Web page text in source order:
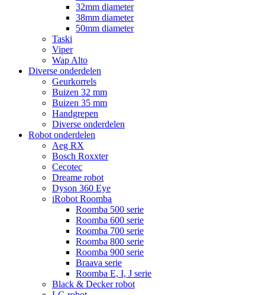
32mm diameter
38mm diameter
50mm diameter
Taski
Viper
Wap Alto
Diverse onderdelen
Geurkorrels
Buizen 32 mm
Buizen 35 mm
Handgrepen
Diverse onderdelen
Robot onderdelen
Aeg RX
Bosch Roxxter
Cecotec
Dreame robot
Dyson 360 Eye
iRobot Roomba
Roomba 500 serie
Roomba 600 serie
Roomba 700 serie
Roomba 800 serie
Roomba 900 serie
Braava serie
Roomba E, I, J serie
Black & Decker robot